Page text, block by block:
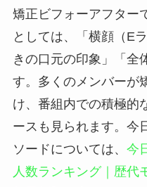
矯正ビフォーアフター
としては、「横顔（E
きの口元の印象」「全
す。多くのメンバーが
け、番組内での積極的
ースも見られます。今
ソードについては、 今
人数ランキング｜歴代